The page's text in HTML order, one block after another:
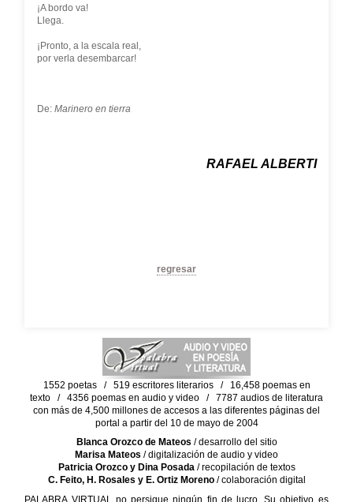
¡A bordo va!
Llega.
¡Pronto, a la escala real,
por verla desembarcar!
De: Marinero en tierra
RAFAEL ALBERTI
regresar
1552 poetas / 519 escritores literarios / 16,458 poemas en
texto / 4356 poemas en audio y video / 7787 audios de literatura
con más de 4,500 millones de accesos a las diferentes páginas del
portal a partir del 10 de mayo de 2004
Blanca Orozco de Mateos / desarrollo del sitio
Marisa Mateos / digitalización de audio y video
Patricia Orozco y Dina Posada/ recopilación de textos
C. Feito, H. Rosales y E. Ortiz Moreno/ colaboración digital
PALABRA VIRTUAL no persigue ningún fin de lucro. Su objetivo es